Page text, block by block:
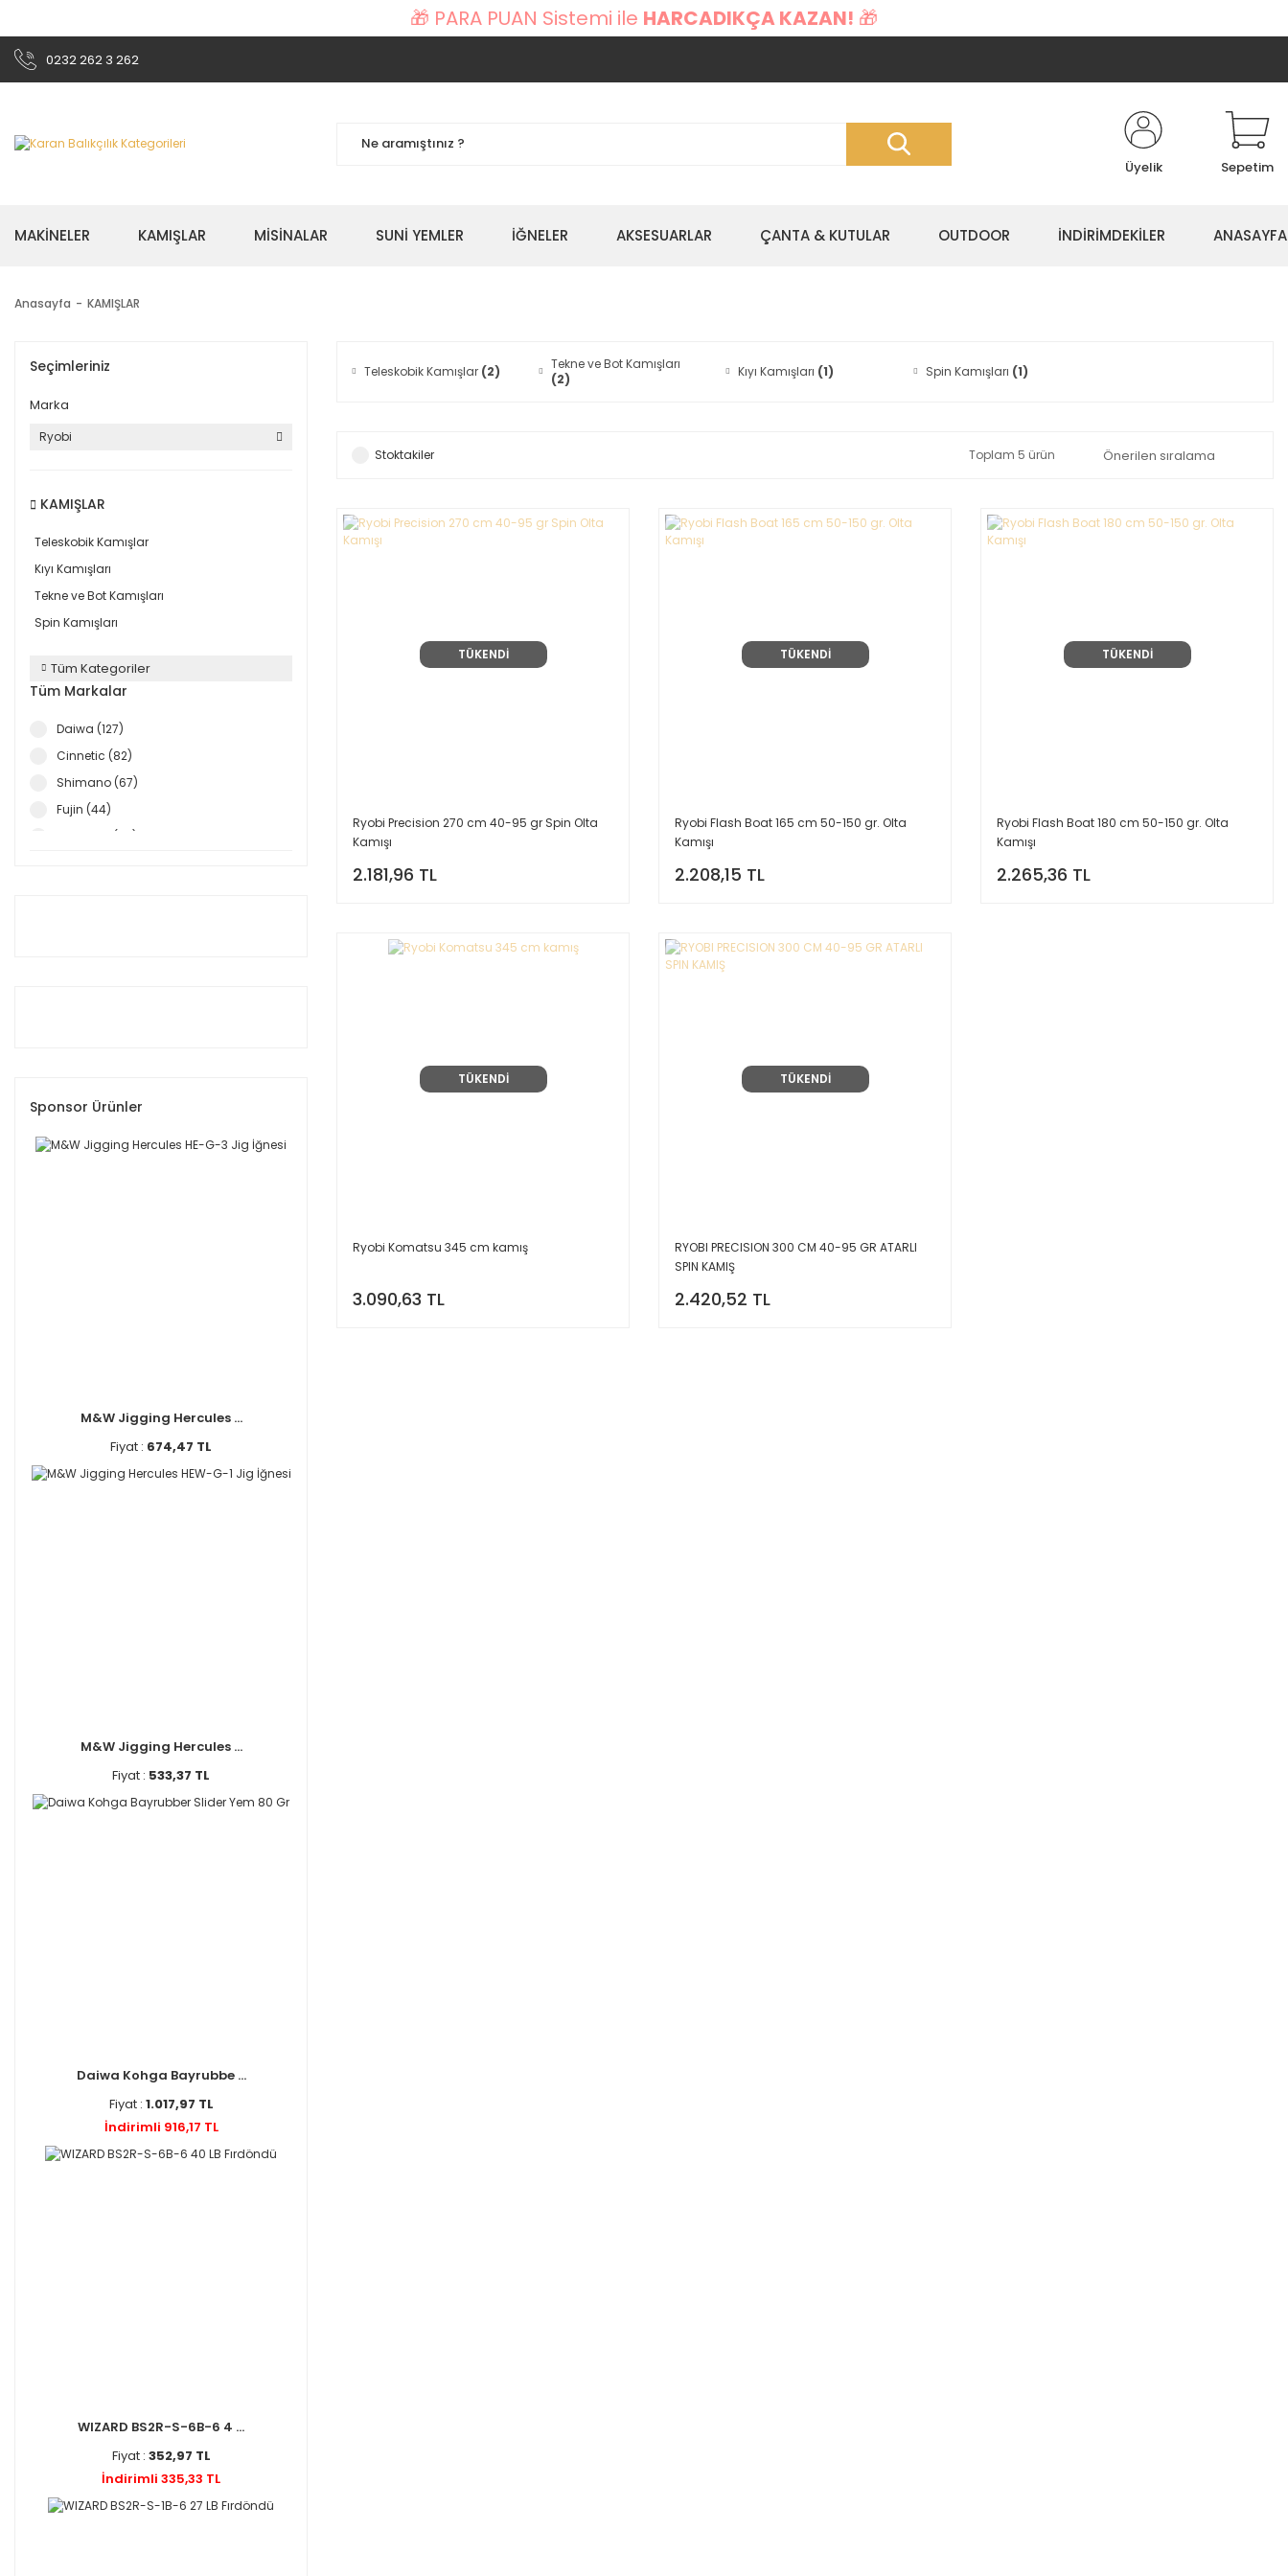
🎁 PARA PUAN Sistemi ile HARCADIKÇA KAZAN! 🎁
0232 262 3 262
Üyelik Sepetim
MAKİNELER KAMIŞLAR MİSİNALAR SUNİ YEMLER İĞNELER AKSESUARLAR ÇANTA & KUTULAR OUTDOOR İNDİRİMDEKİLER ANASAYFA
Anasayfa KAMIŞLAR
Seçimleriniz
Marka
Ryobi
KAMIŞLAR
Teleskobik Kamışlar
Kıyı Kamışları
Tekne ve Bot Kamışları
Spin Kamışları
Tüm Kategoriler
Tüm Markalar
Daiwa (127)
Cinnetic (82)
Shimano (67)
Fujin (44)
Alba Star (42)
Discovery (4)
Kali Kunnan (1)
Pandora (1)
Pinorex (1)
Sponsor Ürünler
M&W Jigging Hercules ...
Fiyat : 674,47 TL
M&W Jigging Hercules ...
Fiyat : 533,37 TL
Daiwa Kohga Bayrubbe ...
Fiyat : 1.017,97 TL
İndirimli 916,17 TL
WIZARD BS2R-S-6B-6 4 ...
Fiyat : 352,97 TL
İndirimli 335,33 TL
Teleskobik Kamışlar (2)
Tekne ve Bot Kamışları
(2)
Kıyı Kamışları (1) Spin Kamışları (1)
Stoktakiler Toplam 5 ürün
TÜKENDİ
Ryobi Precision 270 cm 40-95 gr Spin Olta
Kamışı
2.181,96 TL
TÜKENDİ
Ryobi Flash Boat 165 cm 50-150 gr. Olta
Kamışı
2.208,15 TL
TÜKENDİ
Ryobi Flash Boat 180 cm 50-150 gr. Olta
Kamışı
2.265,36 TL
TÜKENDİ
Ryobi Komatsu 345 cm kamış
3.090,63 TL
TÜKENDİ
RYOBI PRECISION 300 CM 40-95 GR ATARLI
SPIN KAMIŞ
2.420,52 TL